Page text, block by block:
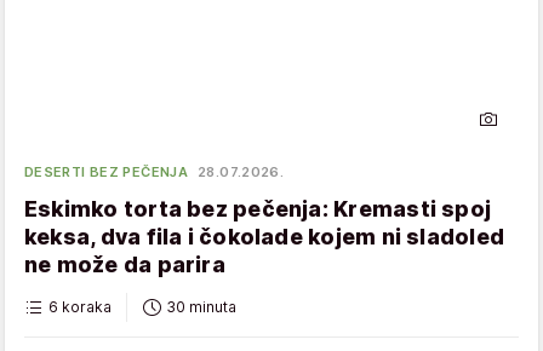
DESERTI BEZ PEČENJA 28.07.2026.
Eskimko torta bez pečenja: Kremasti spoj
keksa, dva fila i čokolade kojem ni sladoled
ne može da parira
6 koraka 30 minuta